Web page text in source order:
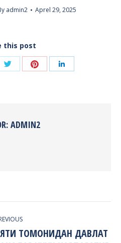
admin2 Aprel 29, 2025
this post
Share
Share
Share
ADMIN2
ТОМОНИДАН ДАВЛАТ